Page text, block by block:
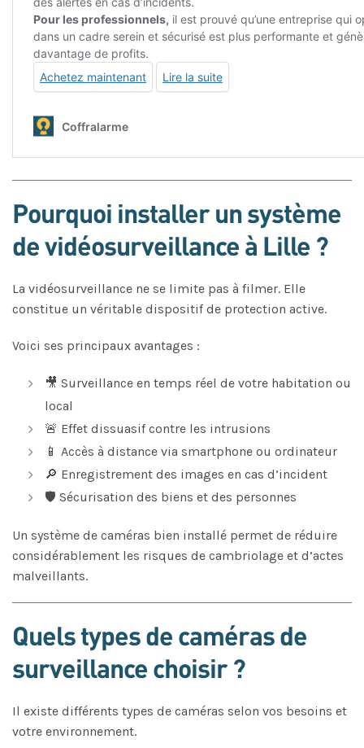
Pourquoi installer un système
de vidéosurveillance à Lille ?
La vidéosurveillance ne se limite pas à filmer. Elle
constitue un véritable dispositif de protection active.
Voici ses principaux avantages :
🎥 Surveillance en temps réel de votre habitation ou
local
🚨 Effet dissuasif contre les intrusions
📱 Accès à distance via smartphone ou ordinateur
🔎 Enregistrement des images en cas d’incident
🛡️ Sécurisation des biens et des personnes
Un système de caméras bien installé permet de réduire
considérablement les risques de cambriolage et d’actes
malveillants.
Quels types de caméras de
surveillance choisir ?
Il existe différents types de caméras selon vos besoins et
votre environnement.